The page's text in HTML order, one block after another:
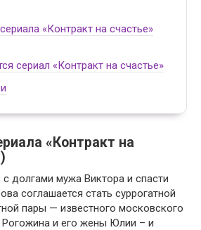
«Контракт на счастье»
сериал «Контракт на счастье»
«Контракт на
долгами мужа Виктора и спасти
соглашается стать суррогатной
пары — известного московского
Рогожина и его жены Юлии – и